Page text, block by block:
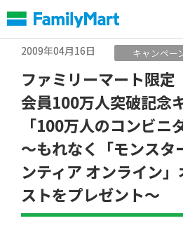
文
へ
2009年04月16日
キャンペー
ファミリーマート限
会員100万人突破記念
「100万人のコンビニ
〜もれなく「モンスタ
ンティア オンライン
ストをプレゼント〜